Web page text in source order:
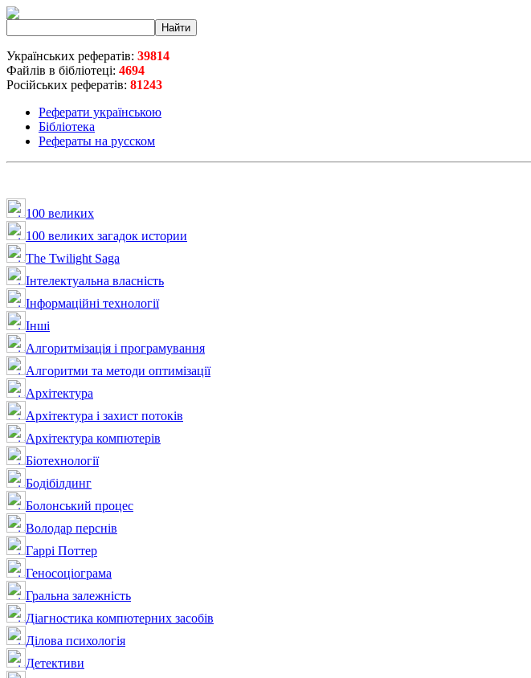
Українських рефератів: 39814
Файлів в бібліотеці: 4694
Російських рефератів: 81243
Реферати українською
Бібліотека
Рефераты на русском
100 великих
100 великих загадок истории
The Twilight Saga
Інтелектуальна влaсність
Інформаційні технології
Інші
Алгоритмізація і програмування
Алгоритми та методи оптимізації
Архітектура
Архітектура і захист потоків
Архітектура компютерів
Біотехнології
Бодібілдинг
Болонський процес
Володар перснів
Гаррі Поттер
Геносоціограма
Гральна залежність
Діагностика компютерних засобів
Ділова психологія
Детективи